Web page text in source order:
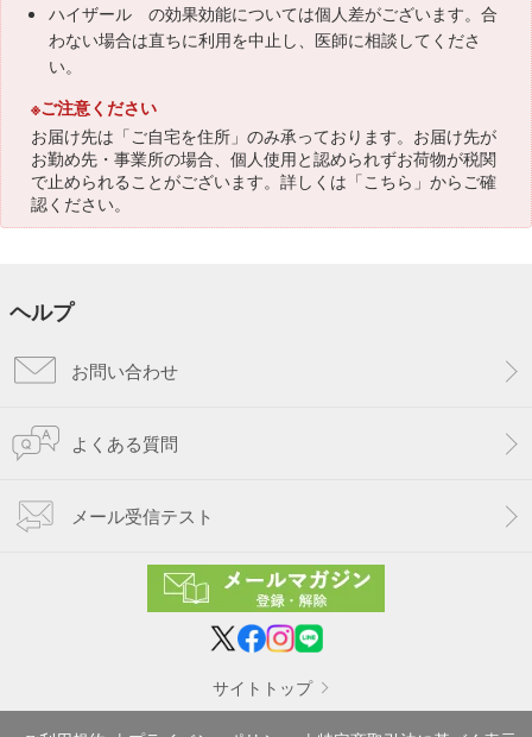
ハイザール の効果効能については個人差がございます。合
わない場合は直ちに利用を中止し、医師に相談してくださ
い。
※ご注意ください
お届け先は「ご自宅を住所」のみ承っております。お届け先が
お勤め先・事業所の場合、個人使用と認められずお荷物が税関
で止められることがございます。詳しくは「こちら 」からご確
認ください。
ヘルプ
お問い合わせ
よくある質問
メール受信テスト
サイトトップ